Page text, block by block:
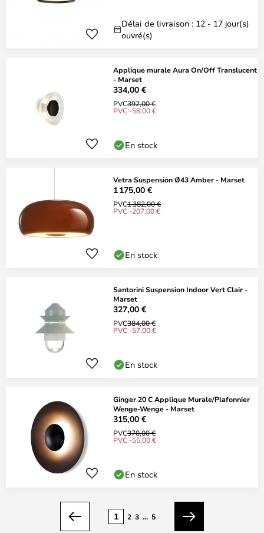
Délai de livraison : 12 - 17 jour(s)
ouvré(s)
Applique murale Aura On/Off Translucent
- Marset
334,00 €
PVC392,00 €
PVC -58,00 €
En stock
Vetra Suspension Ø43 Amber - Marset
1 175,00 €
PVC1 382,00 €
PVC -207,00 €
En stock
Santorini Suspension Indoor Vert Clair -
Marset
327,00 €
PVC384,00 €
PVC -57,00 €
En stock
Ginger 20 C Applique Murale/Plafonnier
Wenge-Wenge - Marset
315,00 €
PVC370,00 €
PVC -55,00 €
En stock
Précédent
1 2 3 ... 5
Suivant